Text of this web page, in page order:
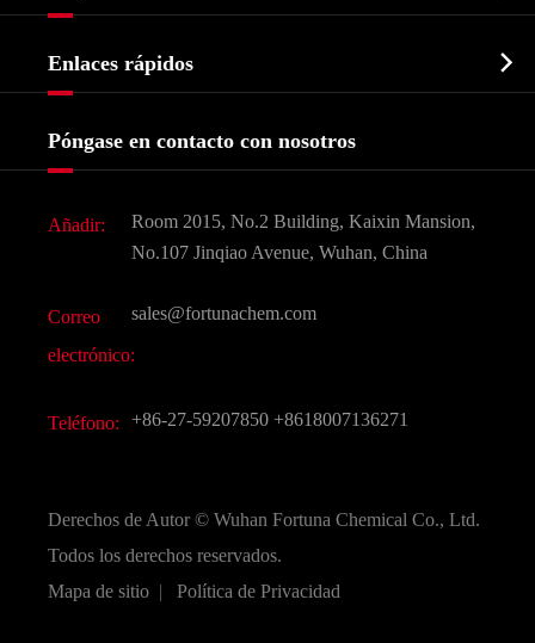
Bioquímico
Agroquímicos e intermedios
Ingredientes Cosméticos
Sabores y fragancias
CAS químico
Todos los productos químicos finos
Historia de la empresa
Enlaces rápidos 
Preguntas frecuentes (FAQ)
Póngase en contacto con nosotros
Añadir:
Room 2015, No.2 Building, Kaixin Mansion,
No.107 Jinqiao Avenue, Wuhan, China
Correo
electrónico:
sales@fortunachem.com
Teléfono: +86-27-59207850 +8618007136271
Derechos de Autor © Wuhan Fortuna Chemical Co., Ltd.
Todos los derechos reservados.
Mapa de sitio | Política de Privacidad